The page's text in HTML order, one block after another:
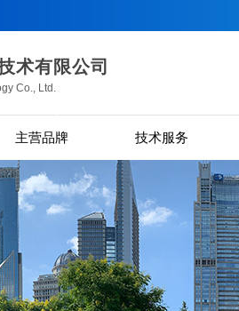
术有限公司
Co., Ltd.
主营品牌 技术服务